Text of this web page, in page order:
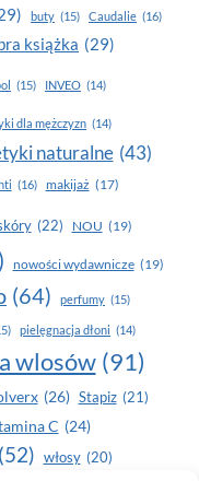
buty (15) Caudalie (16)
książka (29)
(15) INVEO (14)
dla mężczyzn (14)
naturalne (43)
(16) makijaż (17)
(22) NOU (19)
nowości wydawnicze (19)
(64) perfumy (15)
pielęgnacja dłoni (14)
wlosów (91)
(26) Stapiz (21)
C (24)
(52) włosy (20)